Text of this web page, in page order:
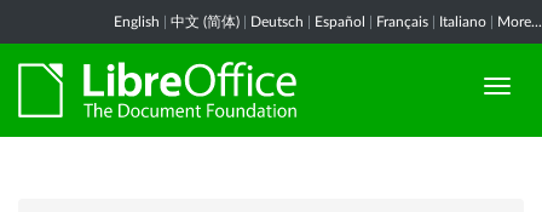
English 中文 (简体) Deutsch Español Français Italiano More...